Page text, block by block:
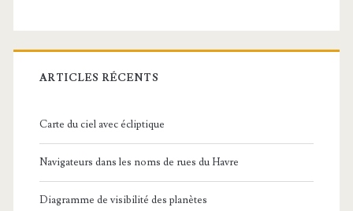
ARTICLES RÉCENTS
Carte du ciel avec écliptique
Navigateurs dans les noms de rues du Havre
Diagramme de visibilité des planètes